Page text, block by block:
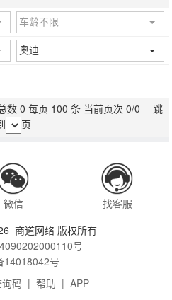
车龄不限
奥迪
数 0 每页 100 条 当前页次 0/0 跳
页
微信
找客服
商道网络 版权所有
号
14018042号
码 | 帮助 | APP